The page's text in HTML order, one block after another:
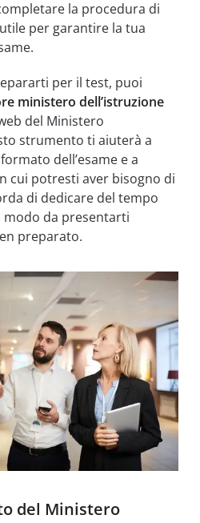
la procedura di
per garantire la tua
per il test, puoi
ministero dell’istruzione
del Ministero
strumento ti aiuterà a
dell’esame e a
cui potresti aver bisogno di
di dedicare del tempo
da presentarti
preparato.
del Ministero